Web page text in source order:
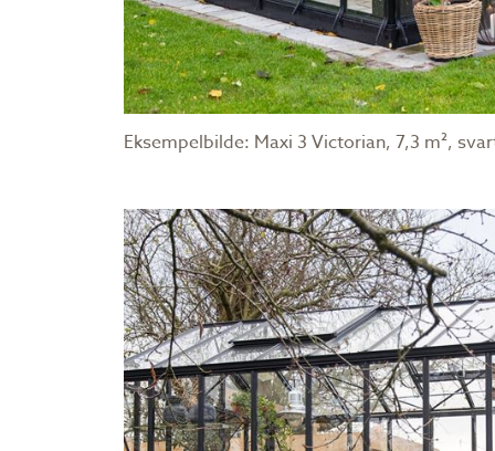
Eksempelbilde: Maxi 3 Victorian, 7,3 m²,